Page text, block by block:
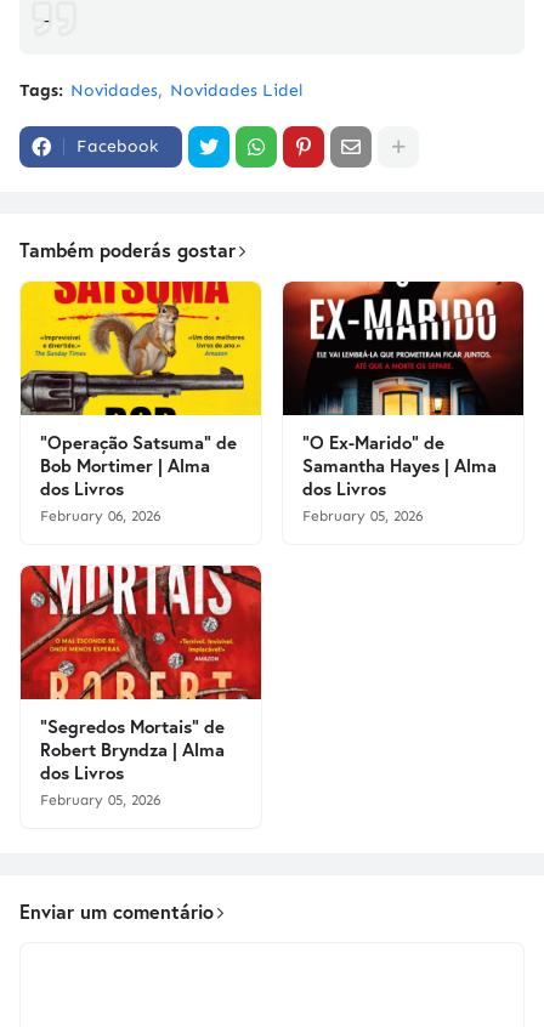
-
Tags: Novidades Novidades Lidel
Facebook
Também poderás gostar
"Operação Satsuma" de
Bob Mortimer | Alma
dos Livros
February 06, 2026
"O Ex-Marido" de
Samantha Hayes | Alma
dos Livros
February 05, 2026
"Segredos Mortais" de
Robert Bryndza | Alma
dos Livros
February 05, 2026
Enviar um comentário